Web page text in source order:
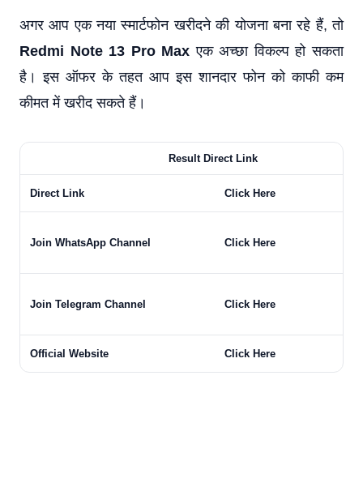
अगर आप एक नया स्मार्टफोन खरीदने की योजना बना रहे हैं, तो
Redmi Note 13 Pro Max एक अच्छा विकल्प हो सकता
है। इस ऑफर के तहत आप इस शानदार फोन को काफी कम
कीमत में खरीद सकते हैं।
Result Direct Link
Direct Link Click Here
Join WhatsApp Channel Click Here
Join Telegram Channel Click Here
Official Website Click Here